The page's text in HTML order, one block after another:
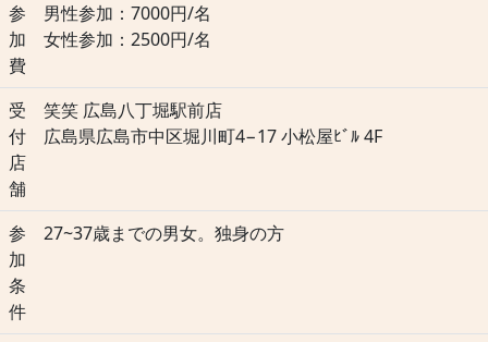
参
加
費
男性参加：7000円/名
女性参加：2500円/名
受
付
店
舗
笑笑 広島八丁堀駅前店
広島県広島市中区堀川町4−17 小松屋ﾋﾞﾙ 4F
参
加
条
件
27~37歳までの男女。独身の方